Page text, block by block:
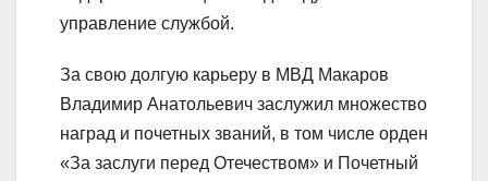
управление службой.
За свою долгую карьеру в МВД Макаров
Владимир Анатольевич заслужил множество
наград и почетных званий, в том числе орден
«За заслуги перед Отечеством» и Почетный